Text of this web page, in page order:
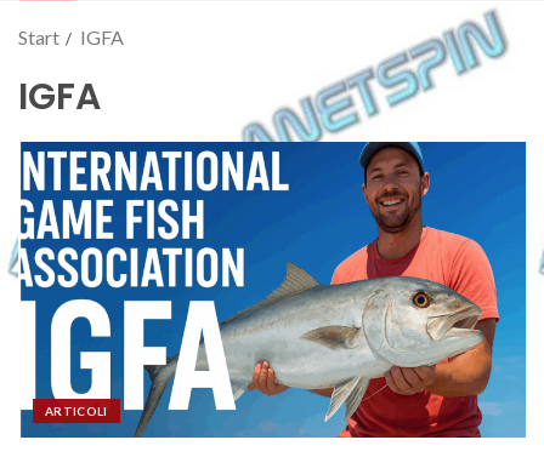
Start IGFA
IGFA
ARTICOLI